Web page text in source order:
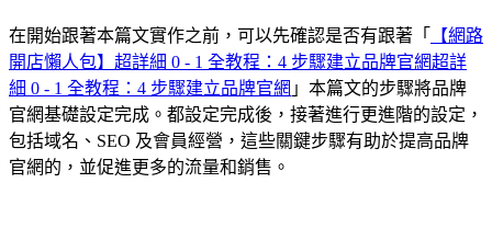
在開始跟著本篇文實作之前，可以先確認是否有跟著「
【網路
開店懶人包】超詳細 0 - 1 全教程：4 步驟建立品牌官網超詳
細 0 - 1 全教程：4 步驟建立品牌官網 」本篇文的步驟將品牌
官網基礎設定完成。都設定完成後，接著進行更進階的設定，
包括域名、SEO 及會員經營，這些關鍵步驟有助於提高品牌
官網的，並促進更多的流量和銷售。